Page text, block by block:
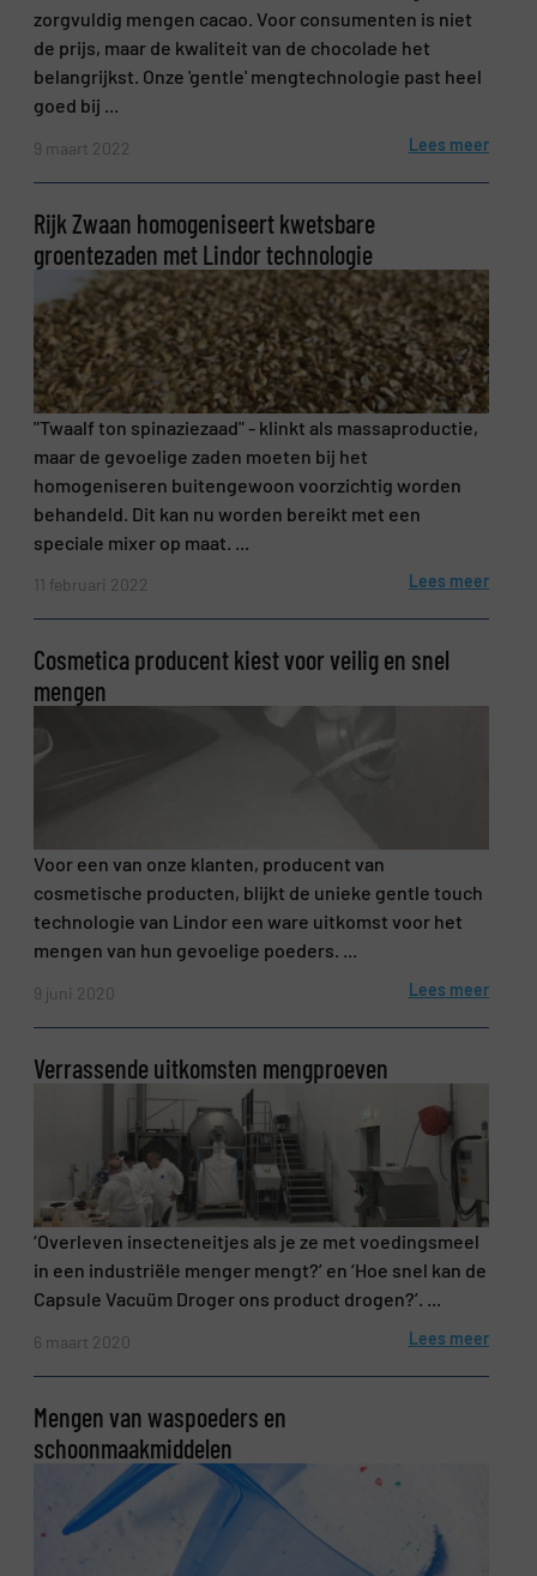
zorgvuldig mengen cacao. Voor consumenten is niet
de prijs, maar de kwaliteit van de chocolade het
belangrijkst. Onze 'gentle' mengtechnologie past heel
goed bij ...
9 maart 2022 Lees meer
Rijk Zwaan homogeniseert kwetsbare
groentezaden met Lindor technologie
"Twaalf ton spinaziezaad" - klinkt als massaproductie,
maar de gevoelige zaden moeten bij het
homogeniseren buitengewoon voorzichtig worden
behandeld. Dit kan nu worden bereikt met een
speciale mixer op maat. ...
11 februari 2022 Lees meer
Cosmetica producent kiest voor veilig en snel
mengen
Voor een van onze klanten, producent van
cosmetische producten, blijkt de unieke gentle touch
technologie van Lindor een ware uitkomst voor het
mengen van hun gevoelige poeders. ...
9 juni 2020 Lees meer
Verrassende uitkomsten mengproeven
‘Overleven insecteneitjes als je ze met voedingsmeel
in een industriële menger mengt?’ en ‘Hoe snel kan de
Capsule Vacuüm Droger ons product drogen?’. ...
6 maart 2020 Lees meer
Mengen van waspoeders en
schoonmaakmiddelen